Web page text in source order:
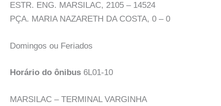
ESTR. ENG. MARSILAC, 2105 – 14524
PÇA. MARIA NAZARETH DA COSTA, 0 – 0
Domingos ou Feriados
Horário do ônibus 6L01-10
MARSILAC – TERMINAL VARGINHA